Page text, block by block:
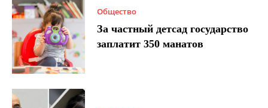
Общество
За частный детсад государство
заплатит 350 манатов